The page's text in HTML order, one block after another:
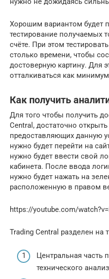
Хорошим вариантом будет
тестирование получаемых
счёте. При этом
столько времени, чтобы
достоверную картину. Для
отталкиваться как
Как получить
Для того чтобы получить
Central, достаточно
предоставляющих данную
нужно будет перейти на
нужно будет ввести свой
кабинета. После ввода
нужно будет нажать на
расположенную в правом
https://youtube.com/
Trading Central разделен на
Центральная часть
технического